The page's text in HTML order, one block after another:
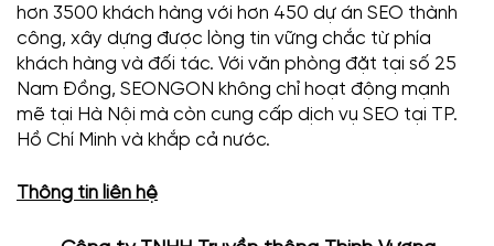
hơn 3500 khách hàng với hơn 450 dự án SEO thành
công, xây dựng được lòng tin vững chắc từ phía
khách hàng và đối tác. Với văn phòng đặt tại số 25
Nam Đồng, SEONGON không chỉ hoạt động mạnh
mẽ tại Hà Nội mà còn cung cấp dịch vụ SEO tại TP.
Hồ Chí Minh và khắp cả nước.
Thông tin liên hệ